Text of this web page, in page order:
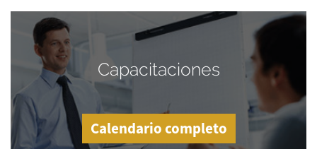
Capacitaciones
Calendario completo